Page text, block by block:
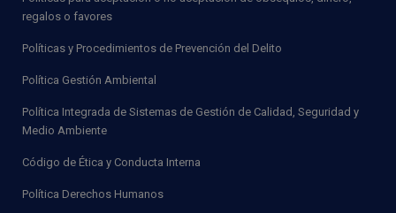
regalos o favores
Políticas y Procedimientos de Prevención del Delito
Política Gestión Ambiental
Política Integrada de Sistemas de Gestión de Calidad, Seguridad y
Medio Ambiente
Código de Ética y Conducta Interna
Política Derechos Humanos